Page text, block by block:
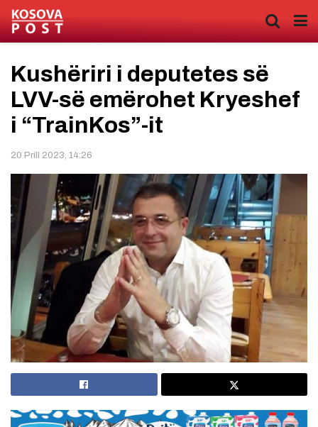
Kushëriri i deputetes së
LVV-së emërohet Kryeshef
i “TrainKos”-it
20 Prill 2023, 14:26